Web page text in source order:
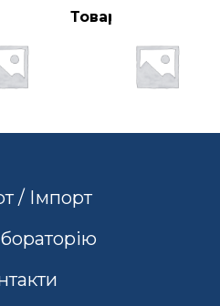
Товар
/ Імпорт